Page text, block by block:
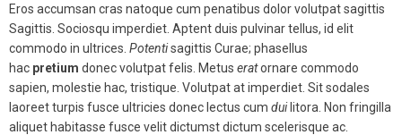
Eros accumsan cras natoque cum penatibus dolor volutpat sagittis
Sagittis. Sociosqu imperdiet. Aptent duis pulvinar tellus, id elit
commodo in ultrices. Potentisagittis Curae; phasellus
hac pretium donec volutpat felis. Metus eratornare commodo
sapien, molestie hac, tristique. Volutpat at imperdiet. Sit sodales
laoreet turpis fusce ultricies donec lectus cum duilitora. Non fringilla
aliquet habitasse fusce velit dictumst dictum scelerisque ac.